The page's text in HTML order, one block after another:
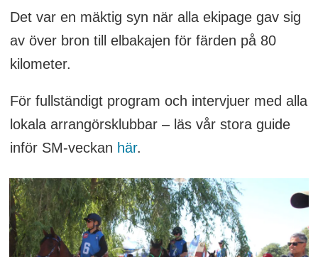
Det var en mäktig syn när alla ekipage gav sig
av över bron till elbakajen för färden på 80
kilometer.
För fullständigt program och intervjuer med alla
lokala arrangörsklubbar – läs vår stora guide
inför SM-veckan här.